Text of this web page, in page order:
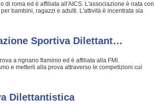
di roma ed è affiliata all'AICS. L'associazione è nata con
bambini, ragazzi e adulti. L'attività è incentrata sia
di quelle qualità personali che si acquisiscono
allenatori sono tra i migliori della Provincia e sono
Sportiva Dilettantistica crede fin dalla sua
crescere e superare i propri limiti personali rendono il
Associazione Sportiva Dilettantistica è una grande
e un ambiente sereno. Se vuoi iscriverti o
un messaggio cliccando sul bottone "Contattaci"
Sportiva Dilettant…
a rignano flaminio ed è affiliata alla FMI.
e metterli alla prova attraverso le competizioni cui
più elevata sicurezza e... dello spasso! Certo, non tutti
chiunque possa inseguire questo sogno e provarci
alle loro spalle anni ed anni di esperienza; per loro
propria esperienza... e i tanti trucchi imparati in una
(specie se vuole farlo fare ai propri figli) a dei sinceri
Dilettantistica